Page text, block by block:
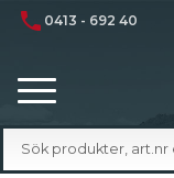
phone 0413 - 692 40